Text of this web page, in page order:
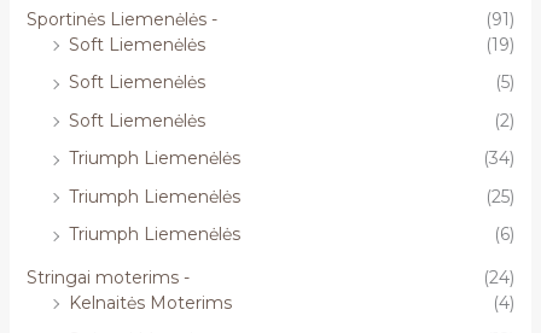
Sportinės Liemenėlės -
(91)
Soft Liemenėlės
(19)
Soft Liemenėlės
(5)
Soft Liemenėlės
(2)
Triumph Liemenėlės
(34)
Triumph Liemenėlės
(25)
Triumph Liemenėlės
(6)
Stringai moterims -
(24)
Kelnaitės Moterims
(4)